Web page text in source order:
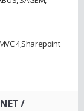
4,Sharepoint
/